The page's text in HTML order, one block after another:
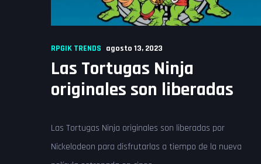
RPGIK TRENDS agosto 13, 2023
Las Tortugas Ninja
originales son liberadas
Las Tortugas Ninja originales son liberadas por
Nickelodeon para disfrutarlas a tiempo de la nueva